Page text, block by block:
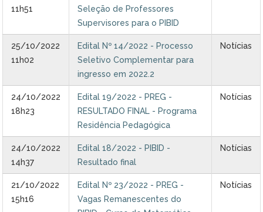
11h51
Seleção de Professores
Supervisores para o PIBID
25/10/2022
11h02
Edital Nº 14/2022 - Processo
Seletivo Complementar para
ingresso em 2022.2
Notícias
24/10/2022
18h23
Edital 19/2022 - PREG -
RESULTADO FINAL - Programa
Residência Pedagógica
Notícias
24/10/2022
14h37
Edital 18/2022 - PIBID -
Resultado final
Notícias
21/10/2022
15h16
Edital Nº 23/2022 - PREG -
Vagas Remanescentes do
Notícias